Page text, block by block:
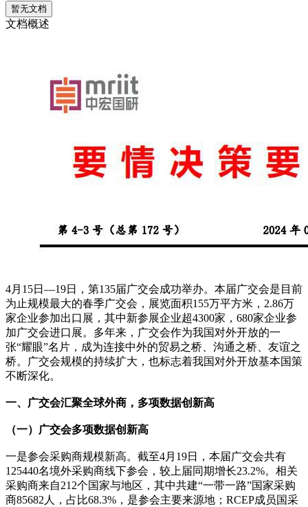
暂无文档
文档概述
4月15日—19日，第135届广交会成功举办。本届广交会是目前
为止规模最大的春季广交会，展览面积155万平方米，2.86万
家企业参加出口展，其中新参展企业超4300家，680家企业参
加广交会进口展。多年来，广交会作为我国对外开放的一
张“耀眼”名片，成为连接中外的贸易之桥、沟通之桥、友谊之
桥。广交会规模的持续扩大，也标志着我国对外开放基本国策
不断深化。
一、广交会汇聚全球外商，多项数据创新高
（一）广交会多项数据创新高
一是参会采购商规模新高。截至4月19日，本届广交会共有
125440名境外采购商线下参会，较上届同期增长23.2%。相关
采购商来自212个国家与地区，其中共建“一带一路”国家采购
商85682人，占比68.3%，是参会主要来源地；RCEP成员国采